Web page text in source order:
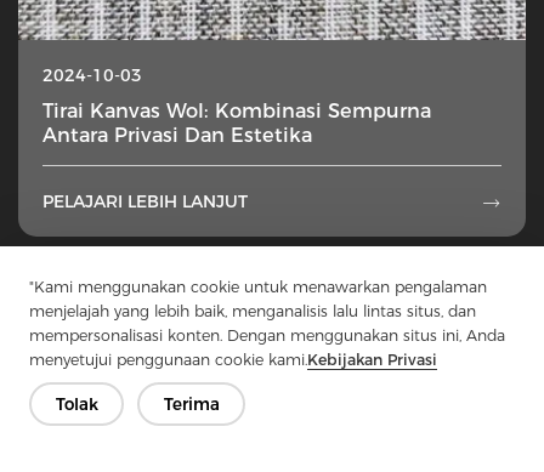
"Kami menggunakan cookie untuk menawarkan pengalaman
menjelajah yang lebih baik, menganalisis lalu lintas situs, dan
mempersonalisasi konten. Dengan menggunakan situs ini, Anda
menyetujui penggunaan cookie kami.Kebijakan Privasi
Tolak Terima
2024-10-03
Tirai Kanvas Wol: Kombinasi Sempurna
Antara Privasi Dan Estetika
PELAJARI LEBIH LANJUT 
1 ... 13 14 15 16 17 ... 49
Hubungi Kami